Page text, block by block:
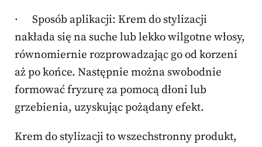
· Sposób aplikacji: Krem do stylizacji
nakłada się na suche lub lekko wilgotne włosy,
równomiernie rozprowadzając go od korzeni
aż po końce. Następnie można swobodnie
formować fryzurę za pomocą dłoni lub
grzebienia, uzyskując pożądany efekt.
Krem do stylizacji to wszechstronny produkt,